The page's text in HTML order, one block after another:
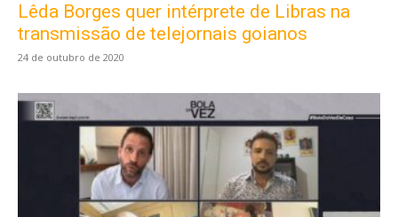
Lêda Borges quer intérprete de Libras na
transmissão de telejornais goianos
24 de outubro de 2020